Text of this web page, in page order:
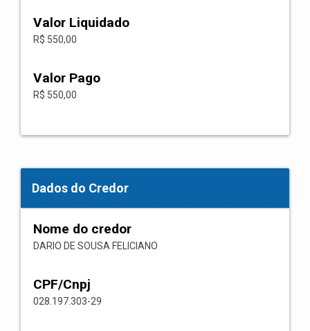
Valor Liquidado
R$ 550,00
Valor Pago
R$ 550,00
Dados do Credor
Nome do credor
DARIO DE SOUSA FELICIANO
CPF/Cnpj
028.197.303-29